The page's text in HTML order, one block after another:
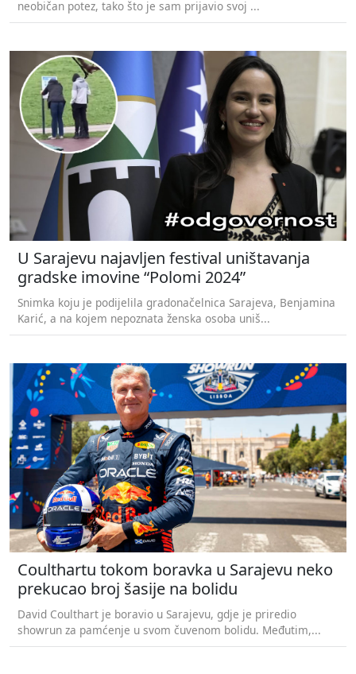
neobičan potez, tako što je sam prijavio svoj ...
U Sarajevu najavljen festival uništavanja
gradske imovine “Polomi 2024”
Snimka koju je podijelila gradonačelnica Sarajeva, Benjamina
Karić, a na kojem nepoznata ženska osoba uniš...
Coulthartu tokom boravka u Sarajevu neko
prekucao broj šasije na bolidu
David Coulthart je boravio u Sarajevu, gdje je priredio
showrun za pamćenje u svom čuvenom bolidu. Međutim,...